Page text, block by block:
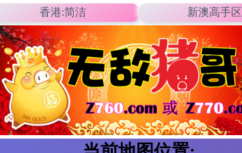
香港:简洁 新澳高手区